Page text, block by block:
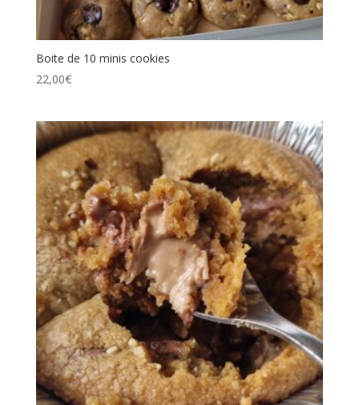
Boite de 10 minis cookies
22,00€